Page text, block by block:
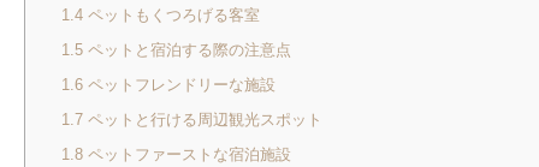
1.4ペットもくつろげる客室
1.5ペットと宿泊する際の注意点
1.6ペットフレンドリーな施設
1.7ペットと行ける周辺観光スポット
1.8ペットファーストな宿泊施設